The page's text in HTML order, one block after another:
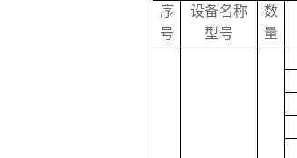
序
号
设备名称
型号
数
量